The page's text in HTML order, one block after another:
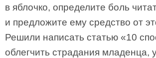
в яблочко, определите боль
и предложите ему средство от
Решили написать статью «10
облегчить страдания младенца,